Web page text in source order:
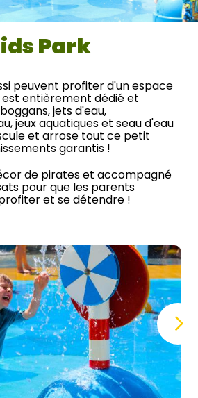
Park
peuvent profiter d'un espace
est entièrement dédié et
jets d'eau,
jeux aquatiques et seau d'eau
et arrose tout ce petit
garantis !
de pirates et accompagné
pour que les parents
et se détendre !